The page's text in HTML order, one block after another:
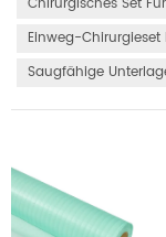
Einweg-
Saugfähige